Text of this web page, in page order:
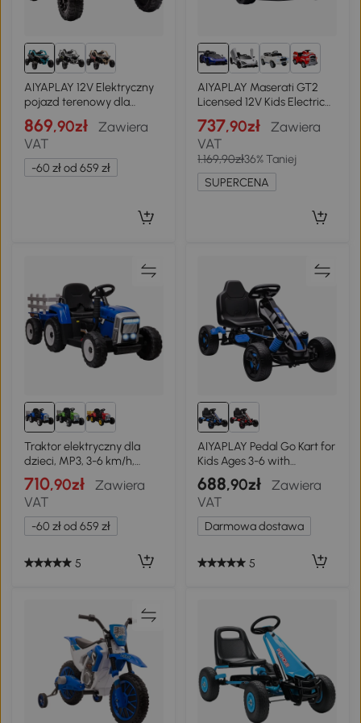
AIYAPLAY 12V Elektryczny
pojazd terenowy dla
dzieci, zdalne sterowanie,
światła LED, muzyka,
klakson, dla dzieci 3-8 lat,
Niebieski
869,90zł
Zawiera
VAT
-60 zł od 659 zł
1+
AIYAPLAY Maserati GT2
Licensed 12V Kids Electric
Ride on Car, Battery
Powered Toy Car with
Suspension System,
Remote Control Music Horn
Lights, Auxiliary Wheels, for
Ages 3-5 Years - Blue
737,90zł
Zawiera
VAT
1.169,90zł36% Taniej
SUPERCENA
Traktor elektryczny dla
dzieci, MP3, 3-6 km/h,
Niebieski
710,90zł
Zawiera
VAT
-60 zł od 659 zł
5
AIYAPLAY Pedal Go Kart for
Kids Ages 3-6 with
Automatic Clutch, Brake,
EVA Anti-Slip Wheels,
Beginner-Friendly, Blue
688,90zł
Zawiera
VAT
Darmowa dostawa
5